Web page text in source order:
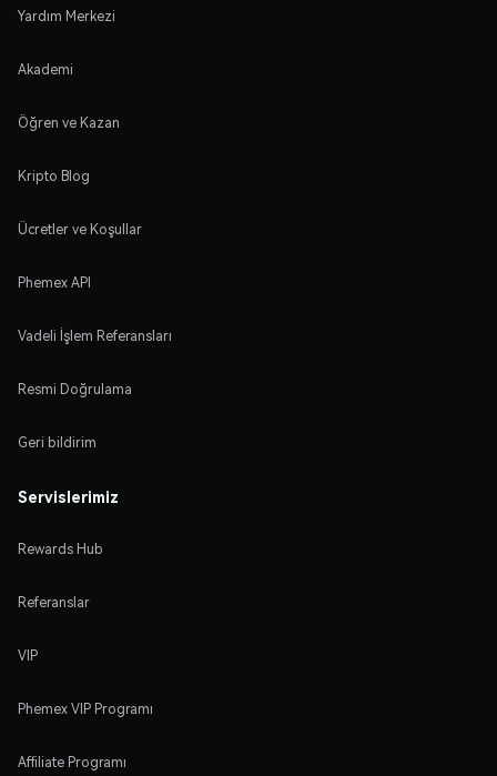
Yardım Merkezi
Akademi
Öğren ve Kazan
Kripto Blog
Ücretler ve Koşullar
Phemex API
Vadeli İşlem Referansları
Resmi Doğrulama
Geri bildirim
Servislerimiz
Rewards Hub
Referanslar
VIP
Phemex VIP Programı
Affiliate Programı